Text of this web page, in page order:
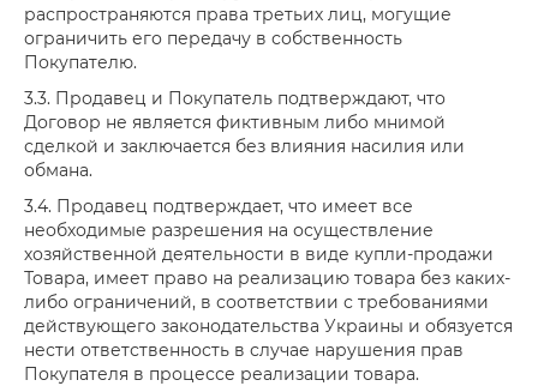
распространяются права третьих лиц, могущие
ограничить его передачу в собственность
Покупателю.
3.3. Продавец и Покупатель подтверждают, что
Договор не является фиктивным либо мнимой
сделкой и заключается без влияния насилия или
обмана.
3.4. Продавец подтверждает, что имеет все
необходимые разрешения на осуществление
хозяйственной деятельности в виде купли-продажи
Товара, имеет право на реализацию товара без каких-
либо ограничений, в соответствии с требованиями
действующего законодательства Украины и обязуется
нести ответственность в случае нарушения прав
Покупателя в процессе реализации товара.